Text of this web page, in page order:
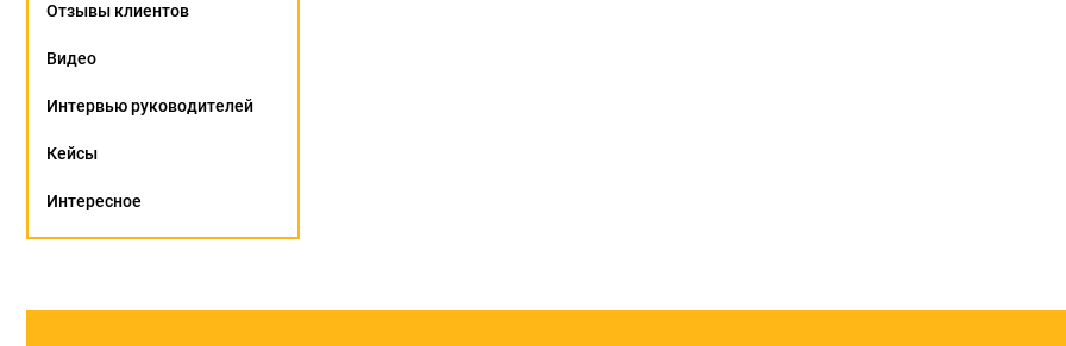
Отзывы клиентов
Видео
Интервью руководителей
Кейсы
Интересное